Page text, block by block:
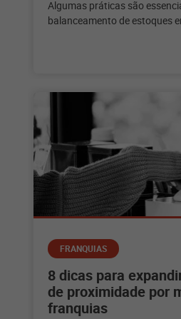
Algumas práticas são
balanceamento de estoques
FRANQUIAS
8 dicas para
de proximidade por
franquias